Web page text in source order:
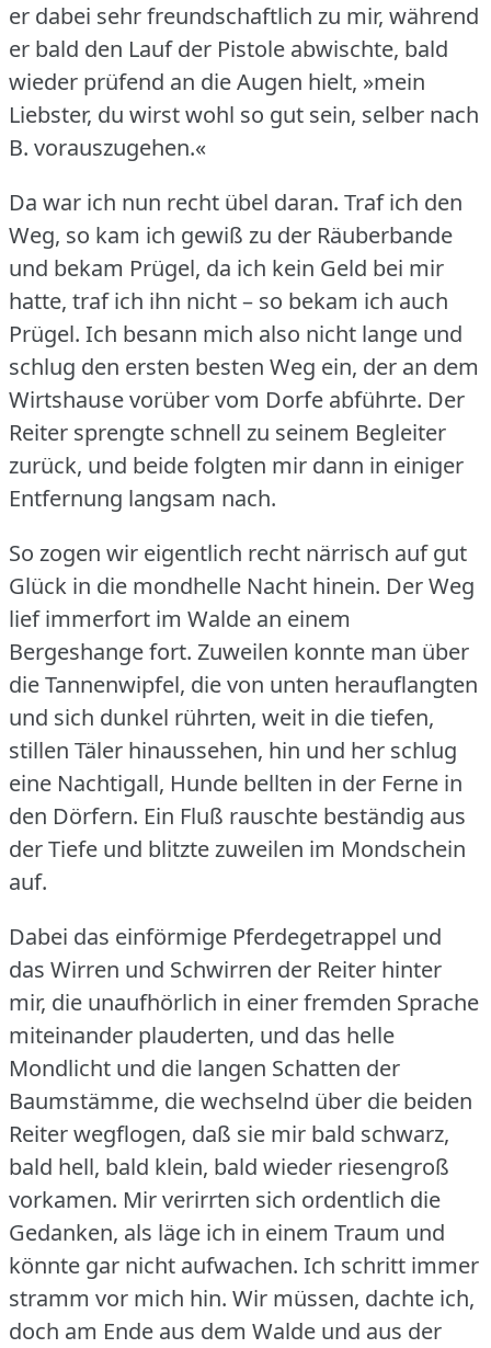
er dabei sehr freundschaftlich zu mir, während
er bald den Lauf der Pistole abwischte, bald
wieder prüfend an die Augen hielt, »mein
Liebster, du wirst wohl so gut sein, selber nach
B. vorauszugehen.«
Da war ich nun recht übel daran. Traf ich den
Weg, so kam ich gewiß zu der Räuberbande
und bekam Prügel, da ich kein Geld bei mir
hatte, traf ich ihn nicht – so bekam ich auch
Prügel. Ich besann mich also nicht lange und
schlug den ersten besten Weg ein, der an dem
Wirtshause vorüber vom Dorfe abführte. Der
Reiter sprengte schnell zu seinem Begleiter
zurück, und beide folgten mir dann in einiger
Entfernung langsam nach.
So zogen wir eigentlich recht närrisch auf gut
Glück in die mondhelle Nacht hinein. Der Weg
lief immerfort im Walde an einem
Bergeshange fort. Zuweilen konnte man über
die Tannenwipfel, die von unten herauflangten
und sich dunkel rührten, weit in die tiefen,
stillen Täler hinaussehen, hin und her schlug
eine Nachtigall, Hunde bellten in der Ferne in
den Dörfern. Ein Fluß rauschte beständig aus
der Tiefe und blitzte zuweilen im Mondschein
auf.
Dabei das einförmige Pferdegetrappel und
das Wirren und Schwirren der Reiter hinter
mir, die unaufhörlich in einer fremden Sprache
miteinander plauderten, und das helle
Mondlicht und die langen Schatten der
Baumstämme, die wechselnd über die beiden
Reiter wegflogen, daß sie mir bald schwarz,
bald hell, bald klein, bald wieder riesengroß
vorkamen. Mir verirrten sich ordentlich die
Gedanken, als läge ich in einem Traum und
könnte gar nicht aufwachen. Ich schritt immer
stramm vor mich hin. Wir müssen, dachte ich,
doch am Ende aus dem Walde und aus der